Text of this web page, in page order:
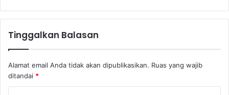
Tinggalkan Balasan
Alamat email Anda tidak akan dipublikasikan. Ruas yang wajib
ditandai *